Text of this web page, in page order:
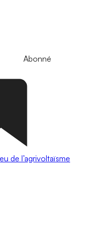
Abonné
de l’agrivoltaïsme